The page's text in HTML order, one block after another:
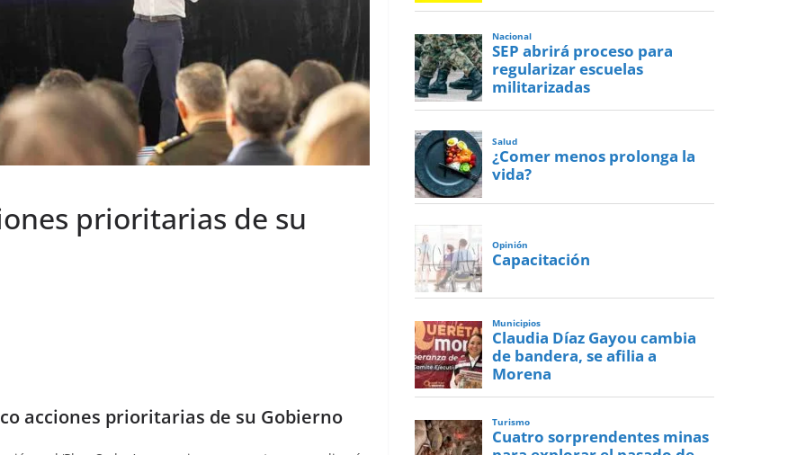
prioritarias de su
acciones prioritarias de su Gobierno
Nacional
SEP abrirá proceso para
regularizar escuelas
militarizadas
Salud
¿Comer menos prolonga la
vida?
Opinión
Capacitación
Municipios
Claudia Díaz Gayou cambia
de bandera, se afilia a
Morena
Turismo
Cuatro sorprendentes minas